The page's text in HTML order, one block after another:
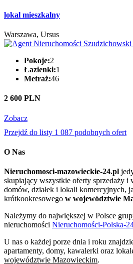
lokal mieszkalny
Warszawa, Ursus
Pokoje:2
Łazienki:1
Metraż:46
2 600 PLN
Zobacz
Przejdź do listy 1 087 podobnych ofert
O Nas
Nieruchomosci-mazowieckie-24.pl
skupiający wszystkie oferty sprzedaży i
domów, działek i lokali komercyjnych,
krótkookresowego w województwie
Należymy do największej w Polsce
nieruchomości Nieruchomości-Polska-
U nas o każdej porze dnia i roku
apartamenty, domy, kawalerki oraz
województwie Mazowieckim.